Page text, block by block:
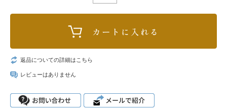
返品についての詳細はこちら
レビューはありません